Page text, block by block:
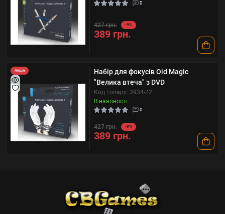
0
427 грн. -9%
389 грн.
Акція
Набір для фокусів Oid Magic
"Велика втеча" з DVD
Код товару: 3934-22
В наявності
0
427 грн. -9%
389 грн.